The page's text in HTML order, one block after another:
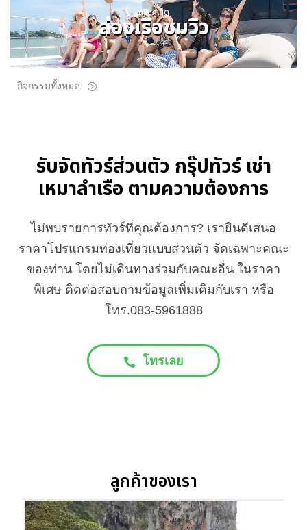
ทริปภูเก็ต
ล่องเรือชมวิว
กิจกรรมทั้งหมด
รับจัดทัวร์ส่วนตัว กรุ๊ปทัวร์ เช่า
เหมาลำเรือ ตามความต้องการ
ไม่พบรายการทัวร์ที่คุณต้องการ? เรายินดีเสนอ
ราคาโปรแกรมท่องเที่ยวแบบส่วนตัว จัดเฉพาะคณะ
ของท่าน โดยไม่เดินทางร่วมกับคณะอื่น ในราคา
พิเศษ ติดต่อสอบถามข้อมูลเพิ่มเติมกับเรา หรือ
โทร.083-5961888
โทรเลย
ลูกค้าของเรา